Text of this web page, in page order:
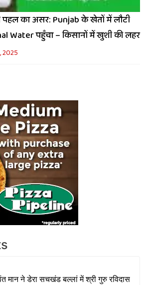
पहल का असर: Punjab के खेतों में लौटी
Water पहुँचा – किसानों में खुशी की लहर
2025
मान ने डेरा सचखंड बल्लां में श्री गुरु रविदास